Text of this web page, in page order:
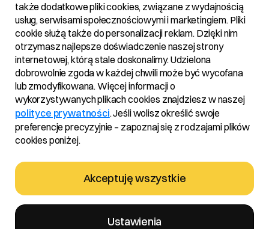
Temat:
Powiadomienie o transakcji na akcjach Spółki
Podstawa Prawna:
Art. 19 ust. 3 MAR – informacja o transakcjach
wykonywanych przez osoby pełniące obowiązki
zarządcze.
Treść:
Zarząd R22 S.A. z siedzibą w Poznaniu („Spółka”)
informuje, że wpłynęło do Spółki powiadomienie o
Roberta Stasika, Wiceprezesa Zarządu Spółki.
także dodatkowe pliki cookies, związane z wydajnością
usług, serwisami społecznościowymi i marketingiem. Pliki
cookie służą także do personalizacji reklam. Dzięki nim
otrzymasz najlepsze doświadczenie naszej strony
internetowej, którą stale doskonalimy. Udzielona
dobrowolnie zgoda w każdej chwili może być wycofana
lub zmodyfikowana. Więcej informacji o
wykorzystywanych plikach cookies znajdziesz w naszej
polityce prywatności. Jeśli wolisz określić swoje
preferencje precyzyjnie – zapoznaj się z rodzajami plików
cookies poniżej.
Akceptuję wszystkie
Ustawienia